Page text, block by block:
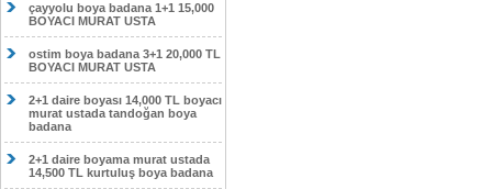
çayyolu boya badana 1+1 15,000
BOYACI MURAT USTA
ostim boya badana 3+1 20,000 TL
BOYACI MURAT USTA
2+1 daire boyası 14,000 TL boyacı
murat ustada tandoğan boya
badana
2+1 daire boyama murat ustada
14,500 TL kurtuluş boya badana